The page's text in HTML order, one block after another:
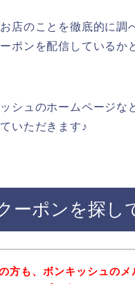
店のことを徹底的に調
ポンを配信しているか
シュのホームページな
いただきます♪
ーポンを探し
方も、ボンキッシュのメ